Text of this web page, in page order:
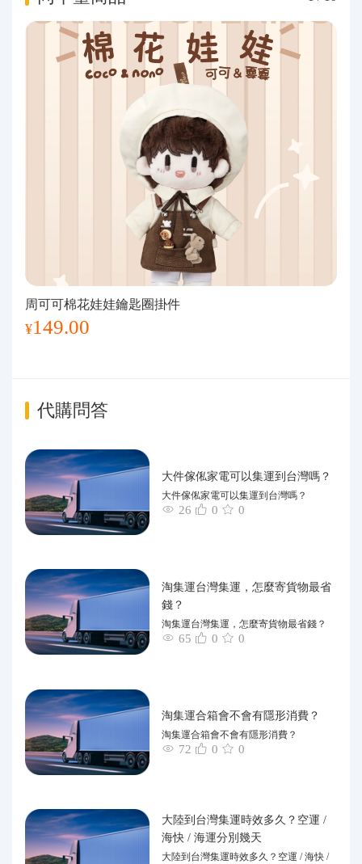
周可可棉花娃娃鑰匙圈掛件
¥149.00
代購問答
大件傢俬家電可以集運到台灣嗎？
大件傢俬家電可以集運到台灣嗎？
26 0 0
淘集運台灣集運，怎麼寄貨物最省
錢？
淘集運台灣集運，怎麼寄貨物最省錢？
65 0 0
淘集運合箱會不會有隱形消費？
淘集運合箱會不會有隱形消費？
72 0 0
大陸到台灣集運時效多久？空運 /
海快 / 海運分別幾天
大陸到台灣集運時效多久？空運 / 海快 /